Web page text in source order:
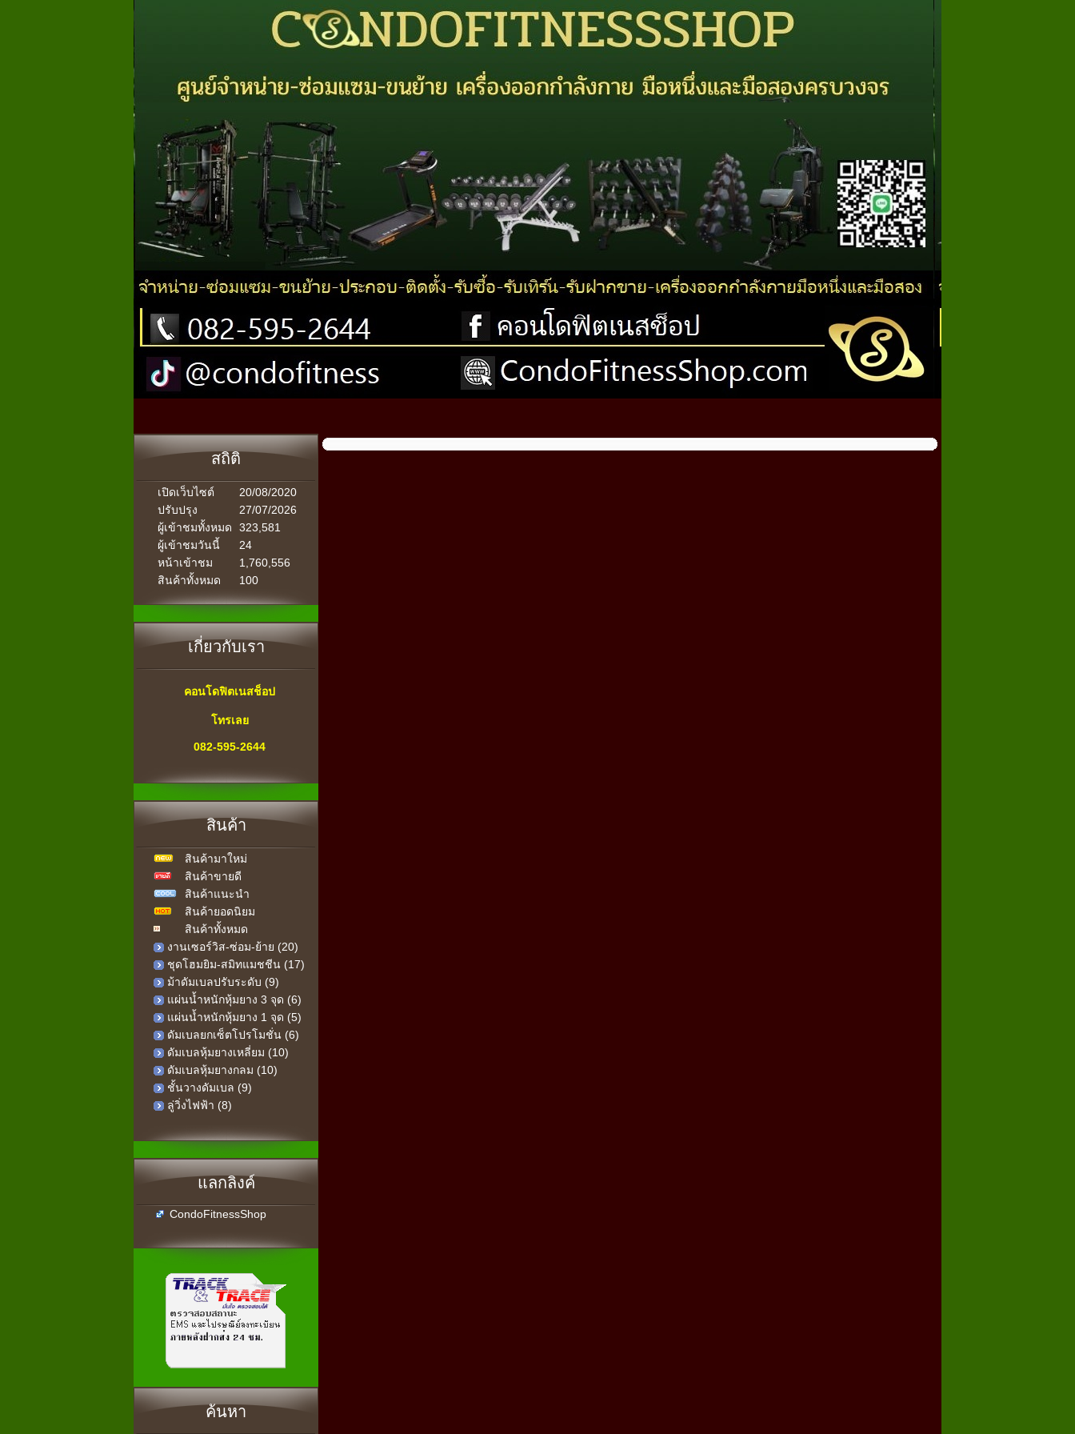
สถิติ
เปิดเว็บไซต์
20/08/2020
ปรับปรุง
27/07/2026
ผู้เข้าชมทั้งหมด
323,581
ผู้เข้าชมวันนี้
24
หน้าเข้าชม
1,760,556
สินค้าทั้งหมด
100
เกี่ยวกับเรา
คอนโดฟิตเนสช็อป
โทรเลย
082-595-2644
" สายด่วน "
เครื่องออกกำลังกาย
ทุกคำถาม-ทุกปัญหา
เรามีคำตอบ
เรายินดีให้บริการ
สินค้า
สินค้ามาใหม่
สินค้าขายดี
สินค้าแนะนำ
สินค้ายอดนิยม
สินค้าทั้งหมด
งานเซอร์วิส-ซ่อม-ย้าย (20)
ชุดโฮมยิม-สมิทแมชชีน (17)
ม้าดัมเบลปรับระดับ (9)
แผ่นน้ำหนักหุ้มยาง 3 จุด (6)
แผ่นน้ำหนักหุ้มยาง 1 จุด (5)
ดัมเบลยกเซ็ตโปรโมชั่น (6)
ดัมเบลหุ้มยางเหลี่ยม (10)
ดัมเบลหุ้มยางกลม (10)
ชั้นวางดัมเบล (9)
ลู่วิ่งไฟฟ้า (8)
แลกลิงค์
CondoFitnessShop
ค้นหา